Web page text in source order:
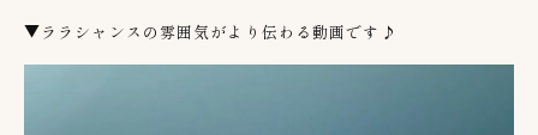
▼ララシャンスの雰囲気がより伝わる動画です♪